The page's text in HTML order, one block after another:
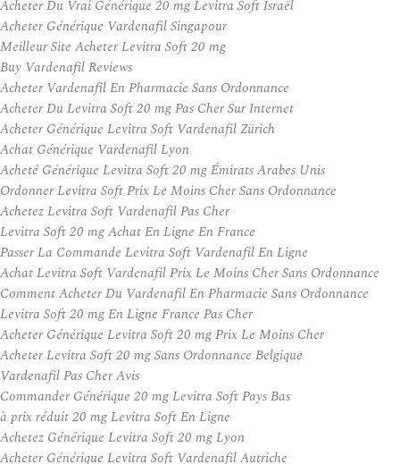
Acheter Du Vrai Générique 20 mg Levitra Soft Israël
Acheter Générique Vardenafil Singapour
Meilleur Site Acheter Levitra Soft 20 mg
Buy Vardenafil Reviews
Acheter Vardenafil En Pharmacie Sans Ordonnance
Acheter Du Levitra Soft 20 mg Pas Cher Sur Internet
Acheter Générique Levitra Soft Vardenafil Zürich
Achat Générique Vardenafil Lyon
Acheté Générique Levitra Soft 20 mg Émirats Arabes Unis
Ordonner Levitra Soft Prix Le Moins Cher Sans Ordonnance
Achetez Levitra Soft Vardenafil Pas Cher
Levitra Soft 20 mg Achat En Ligne En France
Passer La Commande Levitra Soft Vardenafil En Ligne
Achat Levitra Soft Vardenafil Prix Le Moins Cher Sans Ordonnance
Comment Acheter Du Vardenafil En Pharmacie Sans Ordonnance
Levitra Soft 20 mg En Ligne France Pas Cher
Acheter Générique Levitra Soft 20 mg Prix Le Moins Cher
Acheter Levitra Soft 20 mg Sans Ordonnance Belgique
Vardenafil Pas Cher Avis
Commander Générique 20 mg Levitra Soft Pays Bas
à prix réduit 20 mg Levitra Soft En Ligne
Achetez Générique Levitra Soft 20 mg Lyon
Acheter Générique Levitra Soft Vardenafil Autriche